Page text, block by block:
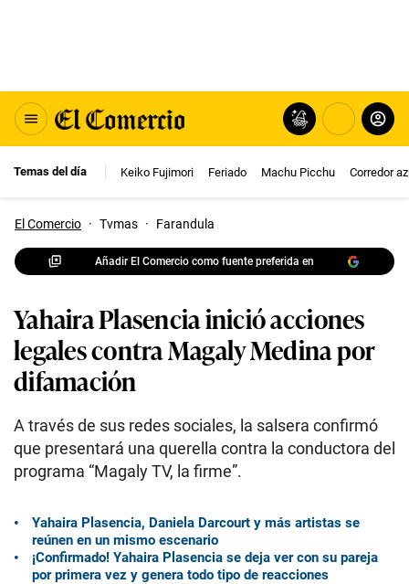
Temas del día Keiko Fujimori Feriado Machu Picchu Corredor
El Comercio · Tvmas · Farandula
Añadir El Comercio como fuente preferida en
Yahaira Plasencia inició acciones
legales contra Magaly Medina por
difamación
A través de sus redes sociales, la salsera confirmó
que presentará una querella contra la conductora del
programa “Magaly TV, la firme”.
Yahaira Plasencia, Daniela Darcourt y más artistas se
reúnen en un mismo escenario
¡Confirmado! Yahaira Plasencia se deja ver con su pareja
por primera vez y genera todo tipo de reacciones